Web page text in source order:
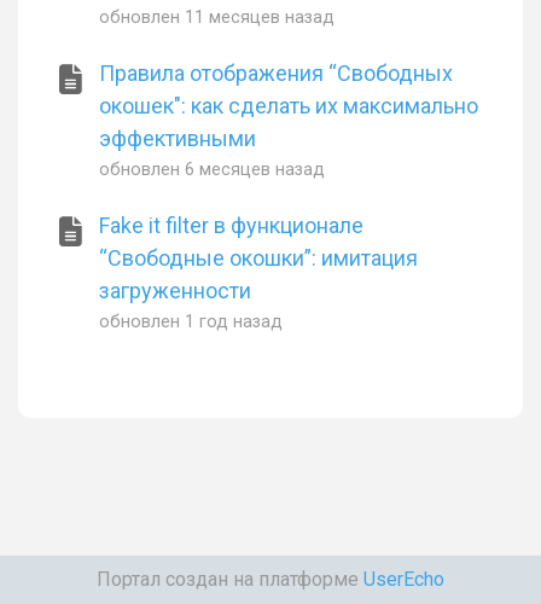
обновлен 11 месяцев назад
Правила отображения “Свободных
окошек": как сделать их максимально
эффективными
обновлен6 месяцев назад
Fake it filter в функционале
“Свободные окошки”: имитация
загруженности
обновлен 1 год назад
Портал создан на платформе UserEcho